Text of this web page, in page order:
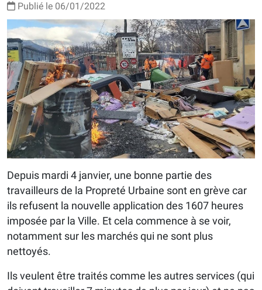
Publié le 06/01/2022
Depuis mardi 4 janvier, une bonne partie des
travailleurs de la Propreté Urbaine sont en grève car
ils refusent la nouvelle application des 1607 heures
imposée par la Ville. Et cela commence à se voir,
notamment sur les marchés qui ne sont plus
nettoyés.
Ils veulent être traités comme les autres services (qui